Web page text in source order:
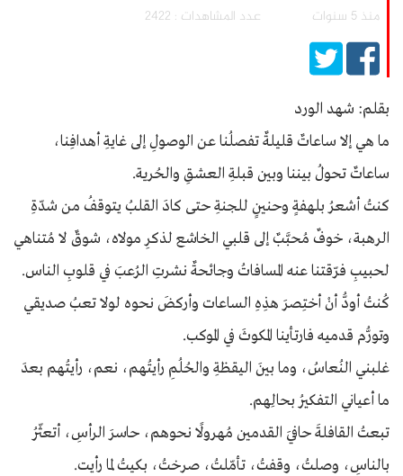
منذ 5 سنوات عدد المشاهدات : 2422
بقلم: شهد الورد
ما هي إلا ساعاتٌ قليلةٌ تفصلُنا عن الوصولِ إلى غايةِ أهدافِنا،
ساعاتٌ تحولُ بيننا وبين قبلةِ العشقِ والحُرية.
كنتُ أشعرُ بلهفةٍ وحنينٍ للجنةِ حتى كادَ القلبُ يتوقفُ من شدّةِ
الرهبة، خوفٌ مُحبَّبٌ إلى قلبي الخاشع لذكرِ مولاه، شوقٌ لا مُتناهي
لحبيبِ فرّقتنا عنه المسافاتُ وجائحةٌ نشرتِ الرُعبَ في قلوبِ الناس.
كُنتُ أودُّ أنْ أختِصرَ هذِهِ الساعات وأركضَ نحوه لولا تعبُ صديقي
وتورُّم قدميه فارتأينا المكوثَ في الموكب.
غلبني النُعاسُ، وما بينَ اليقظةِ والحُلُمِ رأيتُهم، نعم، رأيتُهم بعدَ
ما أعياني التفكيرُ بحالِهم.
تبعتُ القافلةَ حافيَ القدمين مُهرولًا نحوهم، حاسرَ الرأسِ، أتعثّرُ
بالناسِ، وصلتُ، وقفتُ، تأمّلتُ، صرختُ، بكيتُ لما رأيت.